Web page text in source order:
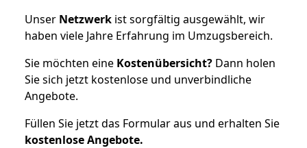
Unser Netzwerk ist sorgfältig ausgewählt, wir
haben viele Jahre Erfahrung im Umzugsbereich.
Sie möchten eine Kostenübersicht? Dann holen
Sie sich jetzt kostenlose und unverbindliche
Angebote.
Füllen Sie jetzt das Formular aus und erhalten Sie
kostenloseAngebote.